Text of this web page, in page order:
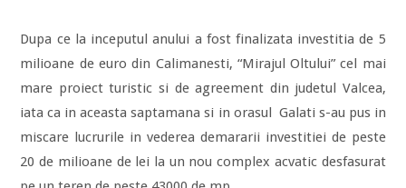
Dupa ce la inceputul anului a fost finalizata investitia de 5
milioane de euro din Calimanesti, “Mirajul Oltului” cel mai
mare proiect turistic si de agreement din judetul Valcea,
iata ca in aceasta saptamana si in orasul Galati s-au pus in
miscare lucrurile in vederea demararii investitiei de peste
20 de milioane de lei la un nou complex acvatic desfasurat